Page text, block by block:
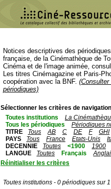
Notices descriptives des
française, de la Cinémathèque de
Cinéma et de l'image animée,
Les titres Cinémagazine et Paris-
coopération avec la BNF.
périodiques)
Sélectionner les critères de
Toutes institutions
La
Tous les périodiques
Périodiques
TITRE
Tous AB C DE F
GHI
PAYS
Tous France Etats-Unis
DECENNIE
Toutes <1900
1900
LANGUE
Toutes Français
Réinitialiser les critères
Toutes institutions - 0 périodiques sur